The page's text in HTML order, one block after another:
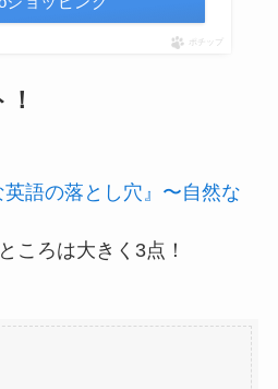
ポチップ
英語の落とし穴』〜自然な
ころは大きく3点！